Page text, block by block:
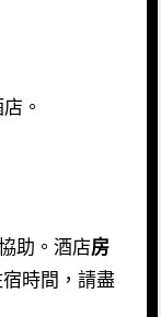
。
助。酒店房
時間，請盡